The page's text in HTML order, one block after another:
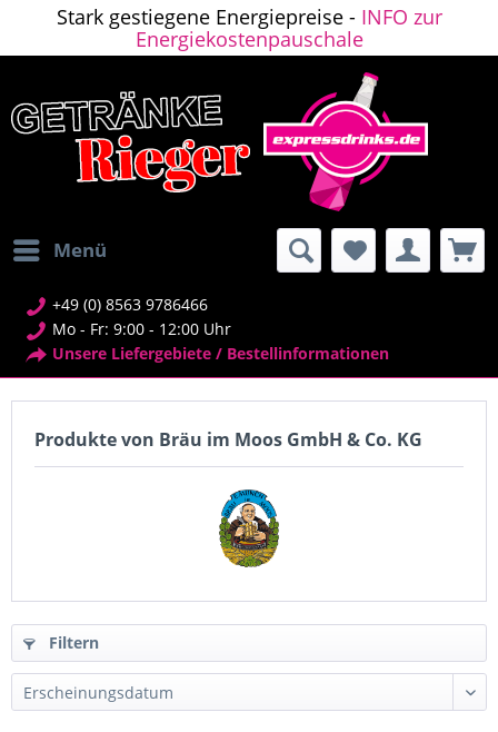
Stark gestiegene Energiepreise - INFO zur
Energiekostenpauschale
Menü
+49 (0) 8563 9786466
Mo - Fr: 9:00 - 12:00 Uhr
Unsere Liefergebiete / Bestellinformationen
Produkte von Bräu im Moos GmbH & Co. KG
Filtern